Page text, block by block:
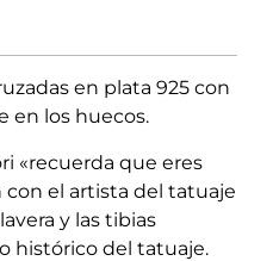
en plata 925 con
en los huecos.
«recuerda que eres
con el artista del tatuaje
y las tibias
histórico del tatuaje.